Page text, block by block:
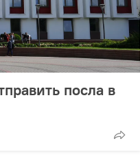
посла в